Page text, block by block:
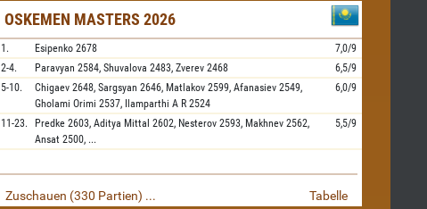
OSKEMEN MASTERS 2026
1. Esipenko 2678
7,0/9
2-4.
Paravyan 2584, Shuvalova 2483, Zverev 2468
6,5/9
5-10.
Chigaev 2648, Sargsyan 2646, Matlakov 2599, Afanasiev 2549,
Gholami Orimi 2537, Ilamparthi A R 2524
6,0/9
11-23. Predke 2603, Aditya Mittal 2602, Nesterov 2593, Makhnev 2562,
Ansat 2500, ...
5,5/9
Zuschauen (330 Partien) ... Tabelle